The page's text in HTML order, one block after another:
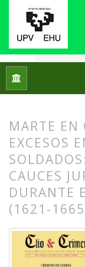
Inicio
MARTE EN
EXCESOS
CAUCES
DURANTE
(1621-1665